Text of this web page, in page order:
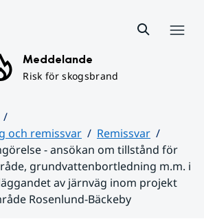
Meddelande
Risk för skogsbrand
och remissvar
Remissvar
- ansökan om tillstånd för
grundvattenbortledning m.m. i
av järnväg inom projekt
Rosenlund-Bäckeby